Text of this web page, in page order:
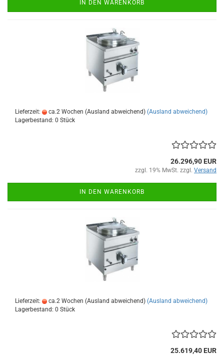
IN DEN WARENKORB
Lieferzeit: ca.2 Wochen (Ausland abweichend) (Ausland abweichend)
Lagerbestand: 0 Stück
26.296,90 EUR
zzgl. 19% MwSt. zzgl. Versand
IN DEN WARENKORB
Lieferzeit: ca.2 Wochen (Ausland abweichend) (Ausland abweichend)
Lagerbestand: 0 Stück
25.619,40 EUR